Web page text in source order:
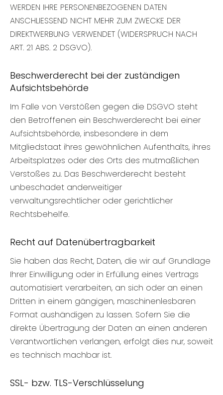
WERDEN IHRE PERSONENBEZOGENEN DATEN
ANSCHLIESSEND NICHT MEHR ZUM ZWECKE DER
DIREKTWERBUNG VERWENDET (WIDERSPRUCH NACH
ART. 21 ABS. 2 DSGVO).
Beschwerde­recht bei der zuständigen
Aufsichts­behörde
Im Falle von Verstößen gegen die DSGVO steht
den Betroffenen ein Beschwerderecht bei einer
Aufsichtsbehörde, insbesondere in dem
Mitgliedstaat ihres gewöhnlichen Aufenthalts, ihres
Arbeitsplatzes oder des Orts des mutmaßlichen
Verstoßes zu. Das Beschwerderecht besteht
unbeschadet anderweitiger
verwaltungsrechtlicher oder gerichtlicher
Rechtsbehelfe.
Recht auf Daten­übertrag­barkeit
Sie haben das Recht, Daten, die wir auf Grundlage
Ihrer Einwilligung oder in Erfüllung eines Vertrags
automatisiert verarbeiten, an sich oder an einen
Dritten in einem gängigen, maschinenlesbaren
Format aushändigen zu lassen. Sofern Sie die
direkte Übertragung der Daten an einen anderen
Verantwortlichen verlangen, erfolgt dies nur, soweit
es technisch machbar ist.
SSL- bzw. TLS-Verschlüsselung